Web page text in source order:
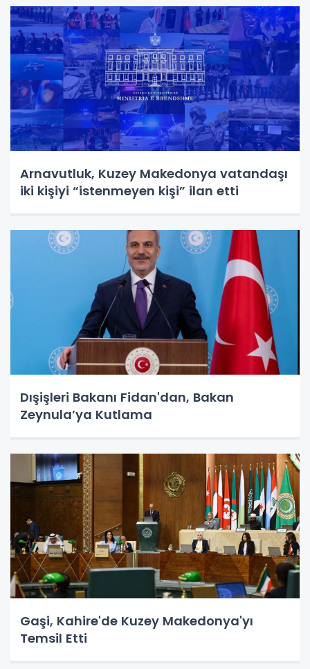
Arnavutluk, Kuzey Makedonya vatandaşı
iki kişiyi “istenmeyen kişi” ilan etti
Dışişleri Bakanı Fidan'dan, Bakan
Zeynula’ya Kutlama
Gaşi, Kahire'de Kuzey Makedonya'yı
Temsil Etti